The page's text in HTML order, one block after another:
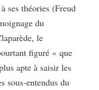
ses théories (Freud
du
le
figuré « que
apte à saisir les
sous-entendus du